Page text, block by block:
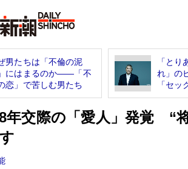
男たちは「不倫の泥
にはまるのか――「不
恋」で苦しむ男たち
「とり
れ」の
「セッ
年交際の「愛人」発覚 “